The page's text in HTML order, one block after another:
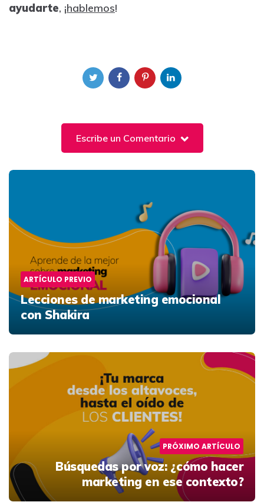
ayudarte, ¡hablemos!
Escribe un Comentario
Post
ARTÍCULO PREVIO
Lecciones de marketing emocional
con Shakira
PRÓXIMO ARTÍCULO
Búsquedas por voz: ¿cómo hacer
marketing en ese contexto?